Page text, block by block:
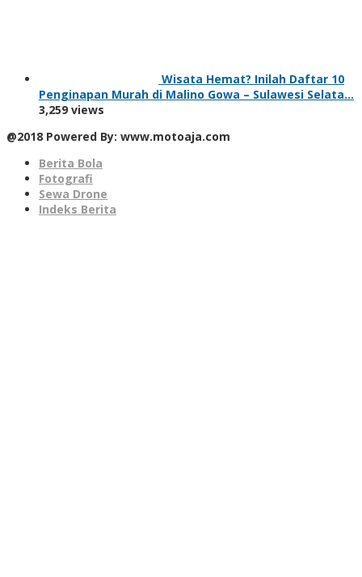
Wisata Hemat? Inilah Daftar 10
Penginapan Murah di Malino Gowa – Sulawesi Selata…
3,259 views
@2018 Powered By: www.motoaja.com
Berita Bola
Fotografi
Sewa Drone
Indeks Berita